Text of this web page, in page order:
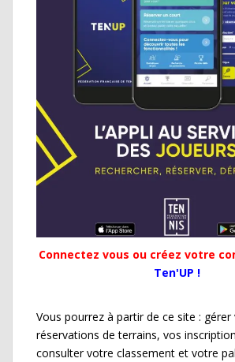
Connectez vous ou créez votre
Ten'UP !
Vous pourrez à partir de ce site : gérer
réservations de terrains, vos
consulter votre classement et votre